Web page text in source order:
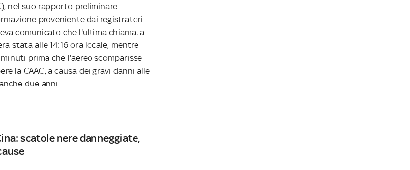
nel suo rapporto preliminare
proveniente dai registratori
comunicato che l'ultima chiamata
stata alle 14:16 ora locale, mentre
prima che l'aereo scomparisse
la CAAC, a causa dei gravi danni alle
due anni.
scatole nere danneggiate,